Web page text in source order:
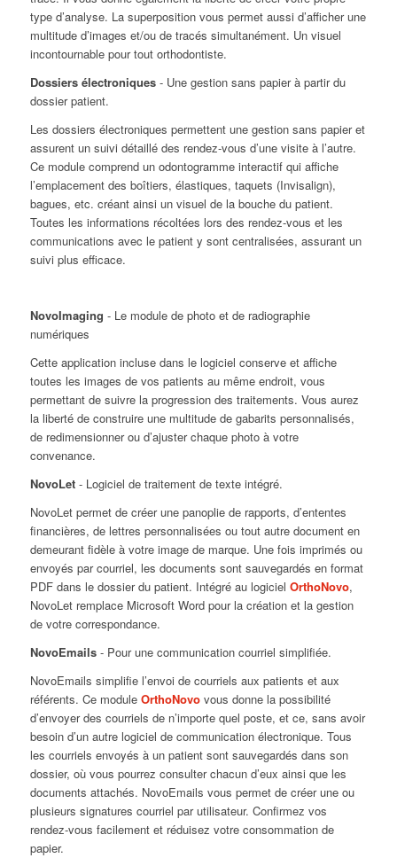
type d’analyse. La superposition vous permet aussi d’afficher une
multitude d’images et/ou de tracés simultanément. Un visuel
incontournable pour tout orthodontiste.
Dossiers électroniques- Une gestion sans papier à partir du
dossier patient.
Les dossiers électroniques permettent une gestion sans papier et
assurent un suivi détaillé des rendez-vous d’une visite à l’autre.
Ce module comprend un odontogramme interactif qui affiche
l’emplacement des boîtiers, élastiques, taquets (Invisalign),
bagues, etc. créant ainsi un visuel de la bouche du patient.
Toutes les informations récoltées lors des rendez-vous et les
communications avec le patient y sont centralisées, assurant un
suivi plus efficace.
NovoImaging - Le module de photo et de radiographie
numériques
Cette application incluse dans le logiciel conserve et affiche
toutes les images de vos patients au même endroit, vous
permettant de suivre la progression des traitements. Vous aurez
la liberté de construire une multitude de gabarits personnalisés,
de redimensionner ou d’ajuster chaque photo à votre
convenance.
NovoLet- Logiciel de traitement de texte intégré.
NovoLet permet de créer une panoplie de rapports, d’ententes
financières, de lettres personnalisées ou tout autre document en
demeurant fidèle à votre image de marque. Une fois imprimés ou
envoyés par courriel, les documents sont sauvegardés en format
PDF dans le dossier du patient. Intégré au logiciel OrthoNovo,
NovoLet remplace Microsoft Word pour la création et la gestion
de votre correspondance.
NovoEmails- Pour une communication courriel simplifiée.
NovoEmails simplifie l’envoi de courriels aux patients et aux
référents. Ce module OrthoNovovous donne la possibilité
d’envoyer des courriels de n’importe quel poste, et ce, sans avoir
besoin d’un autre logiciel de communication électronique. Tous
les courriels envoyés à un patient sont sauvegardés dans son
dossier, où vous pourrez consulter chacun d’eux ainsi que les
documents attachés. NovoEmails vous permet de créer une ou
plusieurs signatures courriel par utilisateur. Confirmez vos
rendez-vous facilement et réduisez votre consommation de
papier.